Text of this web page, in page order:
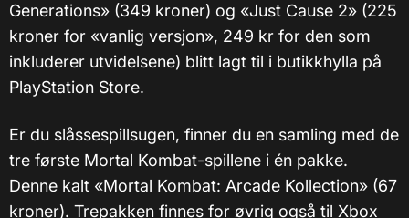
Generations» (349 kroner) og «Just Cause 2» (225
kroner for «vanlig versjon», 249 kr for den som
inkluderer utvidelsene) blitt lagt til i butikkhylla på
PlayStation Store.
Er du slåssespillsugen, finner du en samling med de
tre første Mortal Kombat-spillene i én pakke.
Denne kalt «Mortal Kombat: Arcade Kollection» (67
kroner). Trepakken finnes for øvrig også til Xbox